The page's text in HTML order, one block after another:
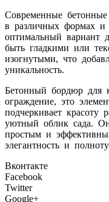
Современные
в различных формах и
оптимальный вариант
быть гладкими или
изогнутыми, что
уникальность.
Бетонный бордюр
ограждение, это
подчеркивает красоту
уютный облик сада.
простым и
элегантность и
Вконтакте
Facebook
Twitter
Google+